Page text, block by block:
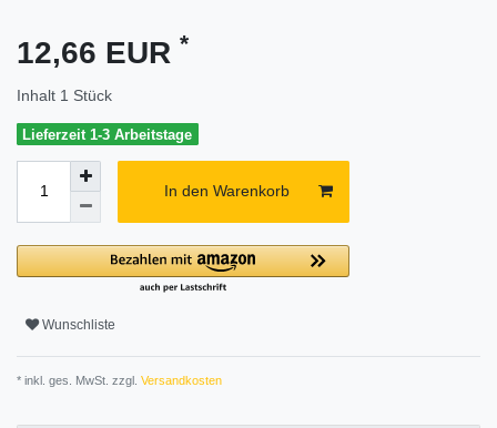
12,66 EUR *
Inhalt 1 Stück
Lieferzeit 1-3 Arbeitstage
In den Warenkorb
Wunschliste
* inkl. ges. MwSt. zzgl. Versandkosten